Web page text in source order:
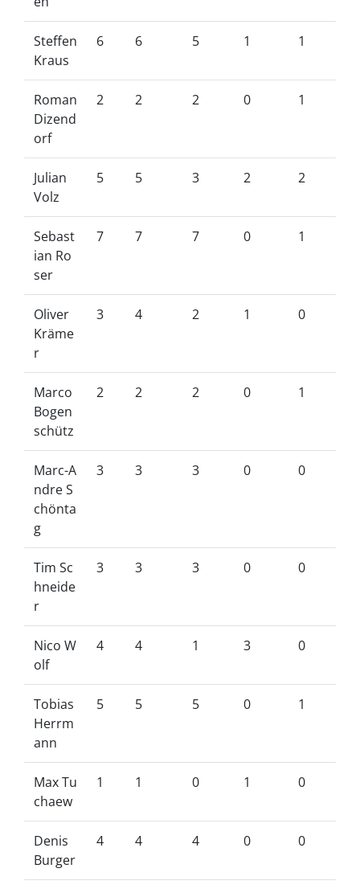
Steffen
Kraus
6 6 5 1 1
Roman
Dizend
orf
2 2 2 0 1
Julian
Volz
5 5 3 2 2
Sebast
ian Ro
ser
7 7 7 0 1
Oliver
Kräme
r
3 4 2 1 0
Marco
Bogen
schütz
2 2 2 0 1
Marc-A
ndre S
chönta
g
3 3 3 0 0
Tim Sc
hneide
r
3 3 3 0 0
Nico W
olf
4 4 1 3 0
Tobias
Herrm
ann
5 5 5 0 1
Max Tu
chaew
1 1 0 1 0
Denis
Burger
4 4 4 0 0